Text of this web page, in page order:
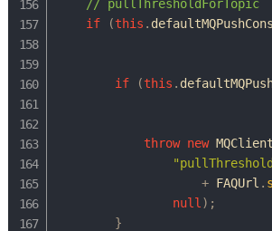
// pullThresholdForTopic
if
(this .
if (this .
throw new
+ FAQUrl .
null ) ;
}